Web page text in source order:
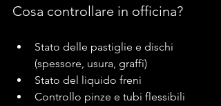
Cosa controllare in officina?
Stato delle pastiglie e dischi
(spessore, usura, graffi)
Stato del liquido freni
Controllo pinze e tubi flessibili